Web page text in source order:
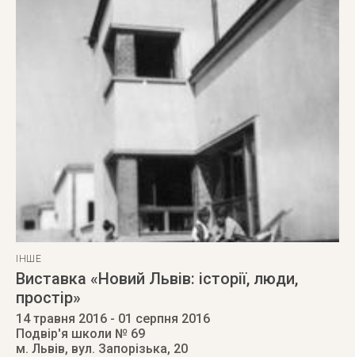
ІНШЕ
Виставка «Новий Львів: історії, люди,
простір»
14 травня 2016 - 01 серпня 2016
Подвір'я школи № 69
м. Львів, вул. Запорізька, 20